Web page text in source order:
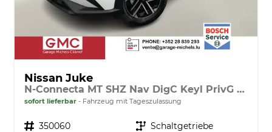
Nissan Juke
N-Connecta MT SHZ Nav DigC Keyl PrivG LHZ
sofort lieferbar Fahrzeug mit Tageszulassung
Fahrzeugnr. 350060 Getriebe Schaltgetriebe